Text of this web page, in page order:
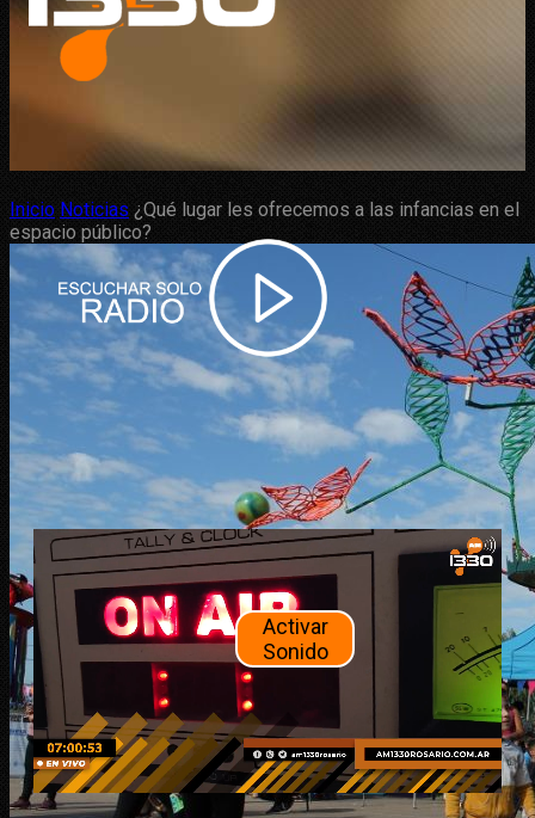
Activar
Sonido
Inicio Noticias ¿Qué lugar les ofrecemos a las infancias en el
espacio público?